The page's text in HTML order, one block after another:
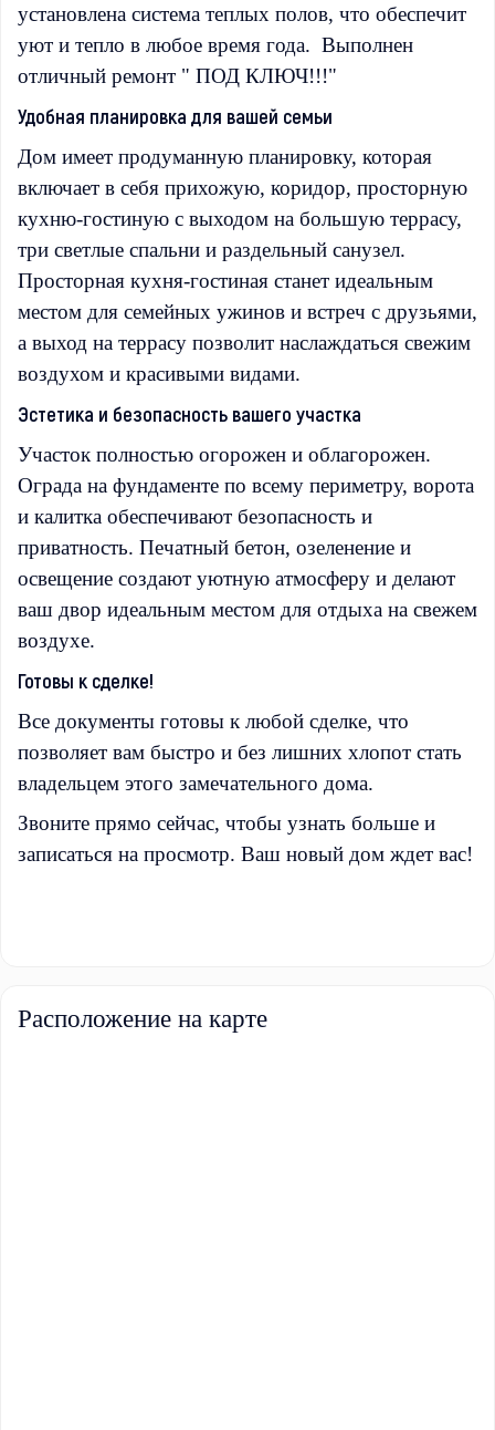
установлена система теплых полов, что обеспечит
уют и тепло в любое время года. Выполнен
отличный ремонт " ПОД КЛЮЧ!!!"
Удобная планировка для вашей семьи
Дом имеет продуманную планировку, которая
включает в себя прихожую, коридор, просторную
кухню-гостиную с выходом на большую террасу,
три светлые спальни и раздельный санузел.
Просторная кухня-гостиная станет идеальным
местом для семейных ужинов и встреч с друзьями,
а выход на террасу позволит наслаждаться свежим
воздухом и красивыми видами.
Эстетика и безопасность вашего участка
Участок полностью огорожен и облагорожен.
Ограда на фундаменте по всему периметру, ворота
и калитка обеспечивают безопасность и
приватность. Печатный бетон, озеленение и
освещение создают уютную атмосферу и делают
ваш двор идеальным местом для отдыха на свежем
воздухе.
Готовы к сделке!
Все документы готовы к любой сделке, что
позволяет вам быстро и без лишних хлопот стать
владельцем этого замечательного дома.
Звоните прямо сейчас, чтобы узнать больше и
записаться на просмотр. Ваш новый дом ждет вас!
Расположение на карте